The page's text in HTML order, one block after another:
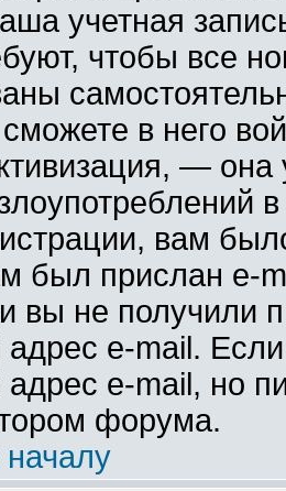
учетная
чтобы все
в него
—
вам
был прислан e-
вы не получили
e-mail.
e-mail, но
форума.
началу